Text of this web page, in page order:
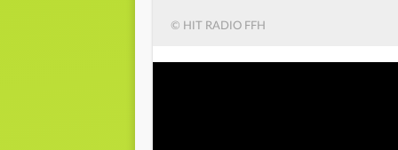
© HIT RADIO FFH